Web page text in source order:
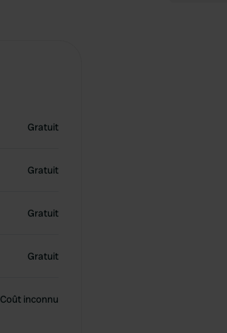
Gratuit
Gratuit
Gratuit
Gratuit
Coût inconnu